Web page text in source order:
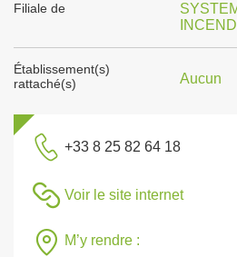
Filiale de
Établissement(s)
rattaché(s)
Aucun
+33 8 25 82 64 18
Voir le site internet
M’y rendre :